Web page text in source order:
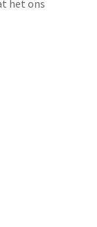
het ons